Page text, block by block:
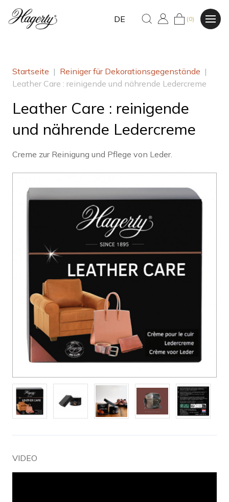
DE (0)
Startseite | Reiniger für Dekorationsgegenstände |
Leather Care : reinigende und nährende Ledercreme
Leather Care : reinigende
und nährende Ledercreme
Creme zur Reinigung und Pflege von Leder.
VIDEO